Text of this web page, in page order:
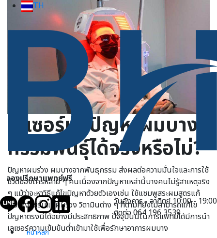
TH
จองปรึกษาแพทย์ฟรี
วันอังคาร - อาทิตย์ 10:00 - 19:00
ติดต่อ 064 196 3539
หน้าหลัก
เลเซอร์แก้ปัญหาผมบาง
กรรมพันธุ์ได้จริงหรือไม่?
ปัญหาผมร่วง ผมบางจากพันธุกรรม ส่งผลต่อความมั่นใจและการใช้
ชีวิตของใครหลาย ๆ คนเนื่องจากปัญหาเหล่านี้บางคนไม่รู้สาเหตุจริง
ๆ แม้ว่าจะหาวิธีแก้ไขปัญหาด้วยตัวเองเช่น ใช้แชมพูสระผมสูตรแก้
ผมร่วง เซรั่มแก้ผมร่วง วิตามินต่าง ๆ ก็ตามก็ยังไม่สามารถแก้ไข
ปัญหาตรงนี้ได้อย่างมีประสิทธิภาพ ปัจจุบันนี้ในการแพทย์ได้มีการนำ
เลเซอร์ความเข้มข้นต่ำเข้ามาใช้เพื่อรักษาอาการผมบาง